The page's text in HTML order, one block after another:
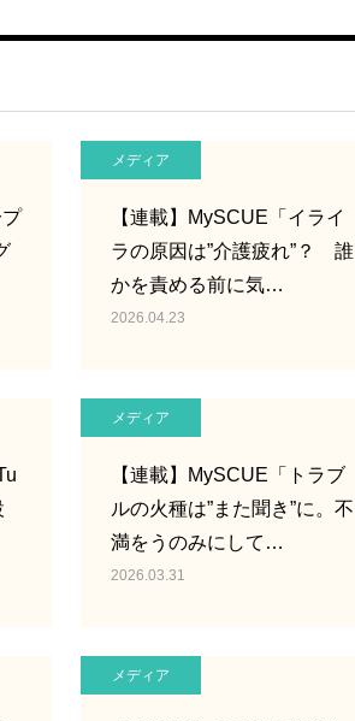
メディア
【連載】MySCUE「イライ
ラの原因は”介護疲れ”？ 誰
かを責める前に気…
2026.04.23
メディア
【連載】MySCUE「トラブ
ルの火種は”また聞き”に。不
満をうのみにして…
2026.03.31
メディア